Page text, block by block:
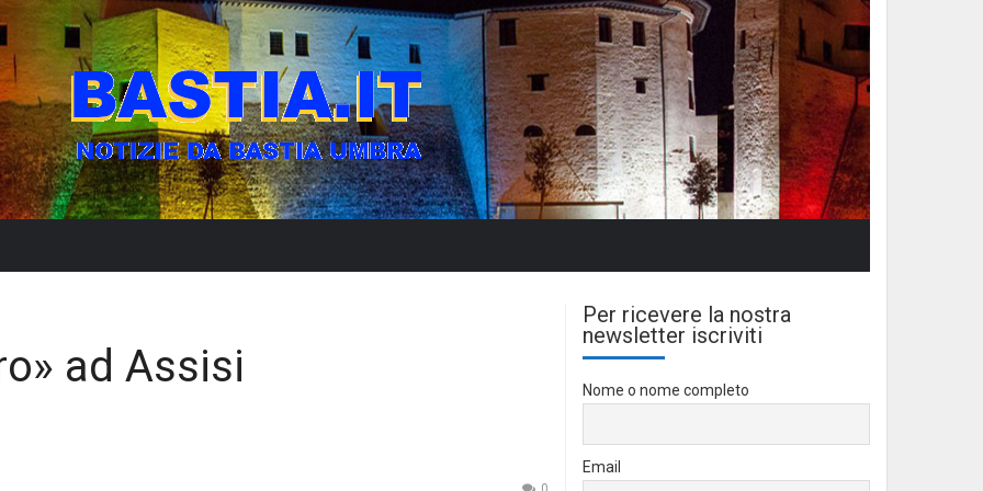
ad Assisi
Per ricevere la nostra
newsletter iscriviti
Nome o nome completo
Email